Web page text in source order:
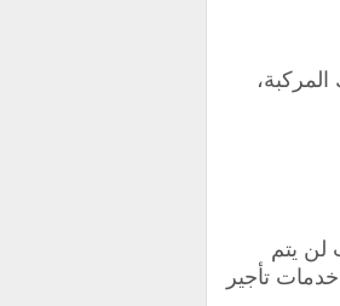
لن يتم
تأجير